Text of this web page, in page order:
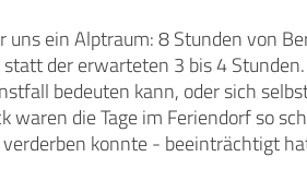
ein Alptraum: 8 Stunden von
der erwarteten 3 bis 4
bedeuten kann, oder sich
waren die Tage im Feriendorf so
konnte - beeinträchtigt